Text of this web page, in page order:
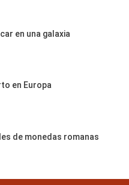
en una galaxia
en Europa
de monedas romanas